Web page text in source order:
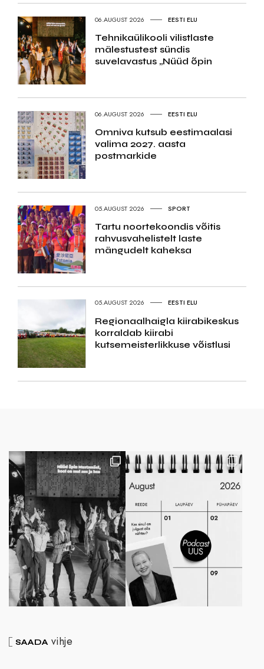
06.AUGUST 2026 EESTI ELU
Tehnikaülikooli vilistlaste
mälestustest sündis
suvelavastus „Nüüd õpin
06.AUGUST 2026 EESTI ELU
Omniva kutsub eestimaalasi
valima 2027. aasta
postmarkide
05.AUGUST 2026 SPORT
Tartu noortekoondis võitis
rahvusvahelistelt laste
mängudelt kaheksa
05.AUGUST 2026 EESTI ELU
Regionaalhaigla kiirabikeskus
korraldab kiirabi
kutsemeisterlikkuse võistlusi
SAADA vihje